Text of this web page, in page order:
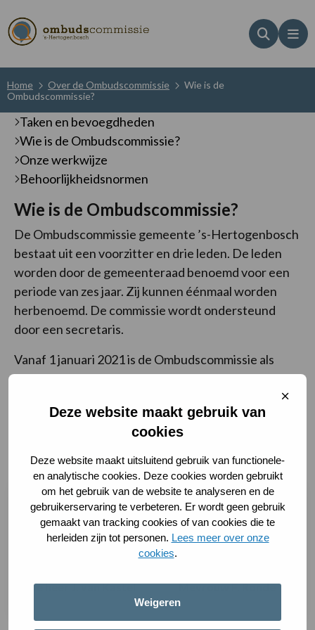
Deze website maakt gebruik van
cookies
Deze website maakt uitsluitend gebruik van functionele-
en analytische cookies. Deze cookies worden gebruikt
om het gebruik van de website te analyseren en de
gebruikerservaring te verbeteren. Er wordt geen gebruik
gemaakt van tracking cookies of van cookies die te
herleiden zijn tot personen. Lees meer over onze
cookies.
Weigeren
Sluit
Zoeken
Home Over de Ombudscommissie
Wie is de
Ombudscommissie?
Taken en bevoegdheden
Wie is de Ombudscommissie?
Onze werkwijze
Behoorlijkheidsnormen
Wie is de Ombudscommissie?
De Ombudscommissie gemeente ’s-Hertogenbosch
bestaat uit een voorzitter en drie leden. De leden
worden door de gemeenteraad benoemd voor een
periode van zes jaar. Zij kunnen éénmaal worden
herbenoemd. De commissie wordt ondersteund
door een secretaris.
Vanaf 1 januari 2021 is de Ombudscommissie als
volgt samengesteld:
Klachtenformulier
De heer J. van Kastel
Lees
Mevrouw F. Ronde
Lees